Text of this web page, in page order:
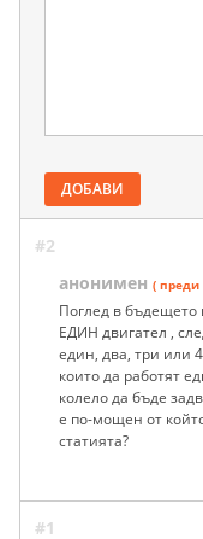
ДОБАВИ
#2
анонимен ( преди
Поглед в бъдещето
ЕДИН двигател ,
един, два, три или
които да работят
колело да бъде
е по-мощен от
статията?
#1